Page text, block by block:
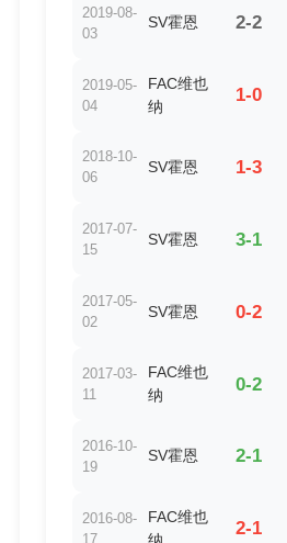
2019-08-
03
SV霍恩 2-2
2019-05-
04
FAC维也
纳
1-0
2018-10-
06
SV霍恩 1-3
2017-07-
15
SV霍恩 3-1
2017-05-
02
SV霍恩 0-2
2017-03-
11
FAC维也
纳
0-2
2016-10-
19
SV霍恩 2-1
2016-08-
17
FAC维也
2-1